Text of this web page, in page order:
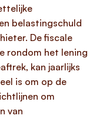
belastingschuld
De fiscale
rondom het lening
kan jaarlijks
is om op de
om
van